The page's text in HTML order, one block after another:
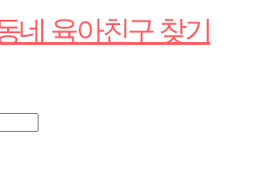
네 육아친구 찾기